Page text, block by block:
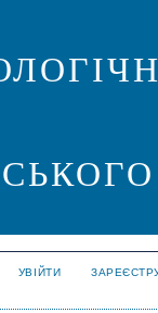
УВІЙТИ